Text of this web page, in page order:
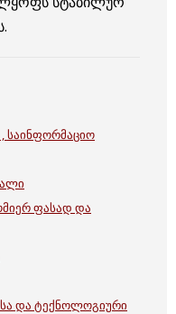
, საინფორმაციო
ფასად და
სა და ტექნოლოგიური